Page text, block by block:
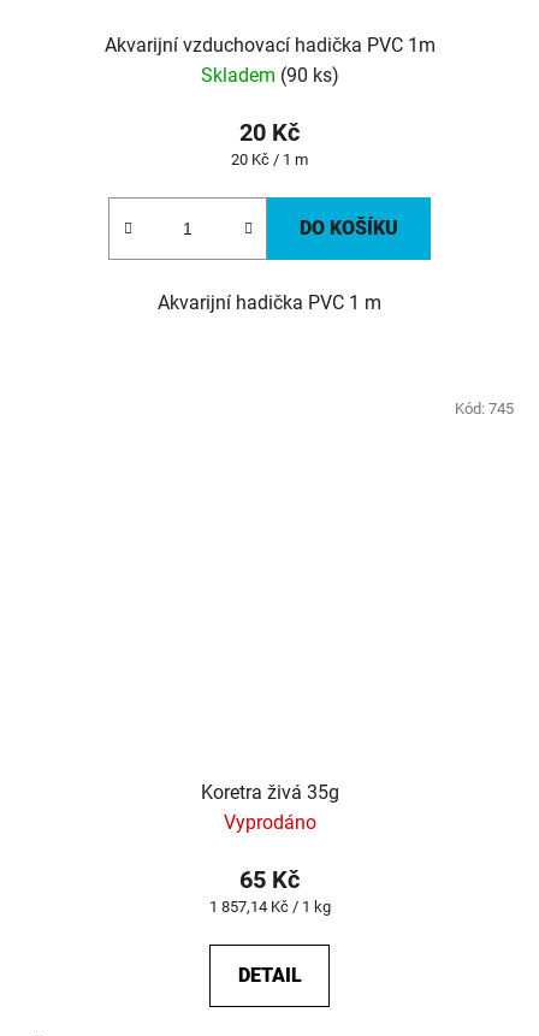
Akvarijní vzduchovací hadička PVC 1m
Skladem (90 ks)
20 Kč
Měrná
20 Kč / 1 m
DO KOŠÍKU
Akvarijní hadička PVC 1 m
Koretra živá 35g
Vyprodáno
65 Kč
Měrná
1 857,14 Kč / 1 kg
DETAIL
Kód: 745